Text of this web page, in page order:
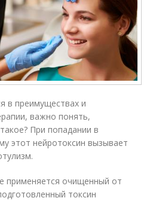
в преимуществах и
важно понять,
При попадании в
этот нейротоксин вызывает
применяется очищенный от
токсин